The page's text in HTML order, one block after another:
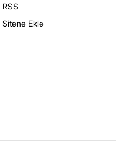
RSS
Sitene Ekle